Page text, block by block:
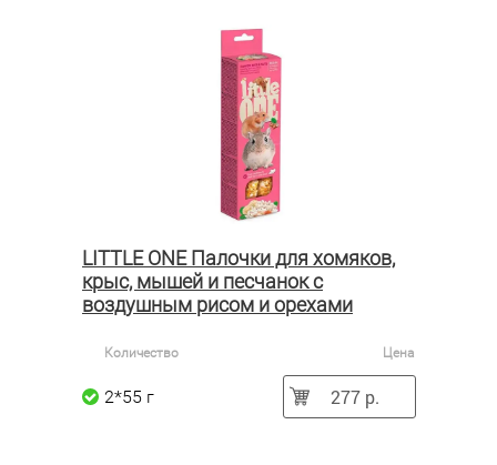
LITTLE ONE Палочки для хомяков,
крыс, мышей и песчанок с
воздушным рисом и орехами
Количество Цена
2*55 г 277 р.